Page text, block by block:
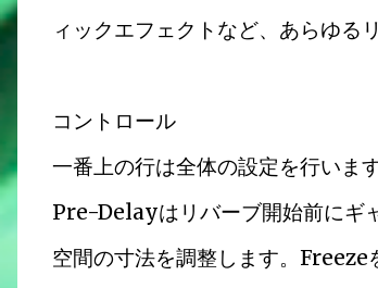
ィックエフェクトなど、あらゆる
コントロール
一番上の行は全体の設定を行いま
Pre-Delayはリバーブ開始前にギ
空間の寸法を調整します。Freeze